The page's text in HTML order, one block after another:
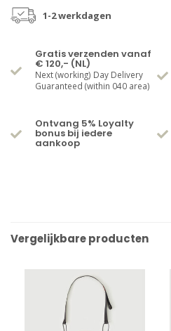
1-2 werkdagen
Gratis verzenden vanaf
€ 120,- (NL)
Next (working) Day Delivery
Guaranteed (within 040 area)
Ontvang 5% Loyalty
bonus bij iedere
aankoop
Vergelijkbare producten